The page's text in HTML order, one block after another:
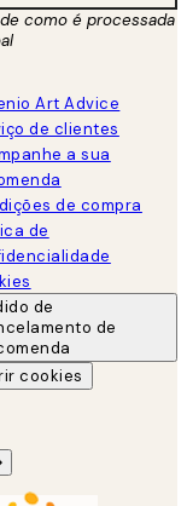
de como é processada
Art Advice
de clientes
a sua
de compra
de
de
de
cookies